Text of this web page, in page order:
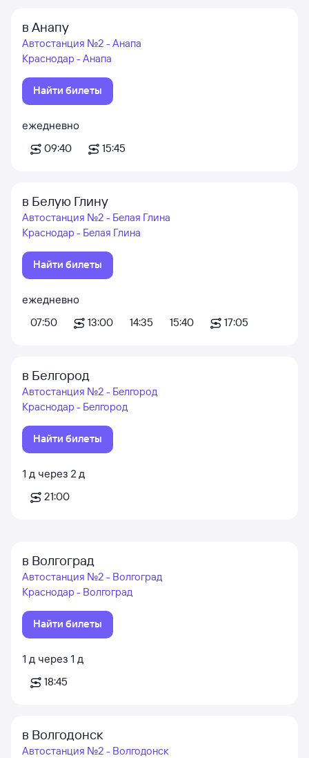
в Анапу
Автостанция №2 - Анапа
Краснодар - Анапа
Найти билеты
ежедневно
09:40
15:45
в Белую Глину
Автостанция №2 - Белая Глина
Краснодар - Белая Глина
Найти билеты
ежедневно
07:50
13:00 14:35 15:40 17:05
в Белгород
Автостанция №2 - Белгород
Краснодар - Белгород
Найти билеты
1 д через 2 д
21:00
в Волгоград
Автостанция №2 - Волгоград
Краснодар - Волгоград
Найти билеты
1 д через 1 д
18:45
в Волгодонск
Автостанция №2 - Волгодонск